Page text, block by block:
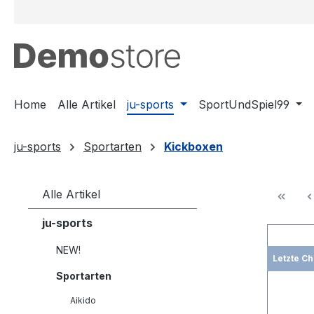
Home Alle Artikel ju-sports SportUndSpiel99
ju-sports Sportarten Kickboxen
Alle Artikel
ju-sports
NEW!
Sportarten
Aikido
Letzte